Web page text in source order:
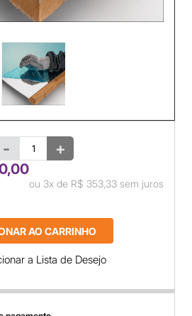
- +
ou 3x de R$ 353,33sem juros
AO CARRINHO
a Lista de Desejo